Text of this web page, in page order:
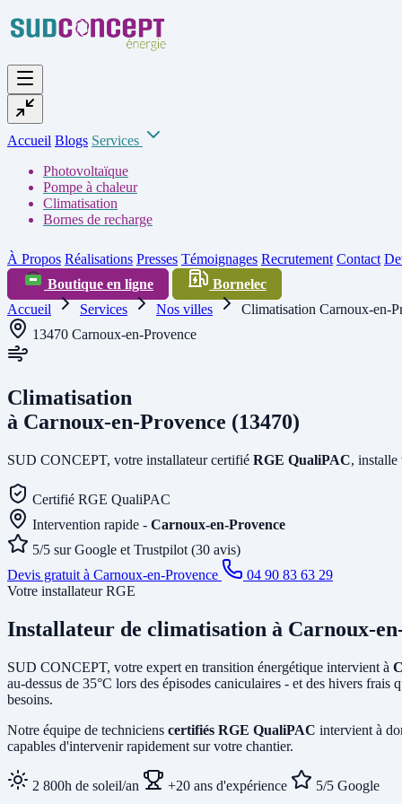
Accueil Blogs Services
Photovoltaïque
Pompe à chaleur
Climatisation
Bornes de recharge
À Propos Réalisations Presses Témoignages Recrutement Contact
Boutique en ligne
Bornelec
Accueil
Services Nos villes
Climatisation Carnoux-en-
13470 Carnoux-en-Provence
Climatisation
à Carnoux-en-Provence (13470)
SUD CONCEPT, votre installateur certifié RGE QualiPAC, installe
Certifié RGE QualiPAC
Intervention rapide - Carnoux-en-Provence
5/5 sur Google et Trustpilot (30 avis)
Devis gratuit à Carnoux-en-Provence
04 90 83 63 29
Votre installateur RGE
Installateur de climatisation à Carnoux-
SUD CONCEPT, votre expert en transition énergétique intervient à
au-dessus de 35°C lors des épisodes caniculaires - et des hivers
besoins.
Notre équipe de techniciens certifiés RGE QualiPAC intervient à
capables d'intervenir rapidement sur votre chantier.
2 800h de soleil/an +20 ans d'expérience 5/5 Google